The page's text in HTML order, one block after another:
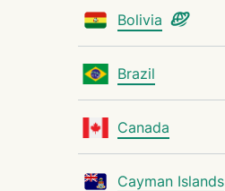
Bolivia
Brazil
Canada
Cayman Islands